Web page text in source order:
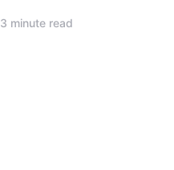
3 minute read